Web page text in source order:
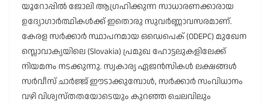
യൂറോപ്പിൽ ജോലി ആഗ്രഹിക്കുന്ന സാധാരണക്കാരായ
ഉദ്യോഗാർത്ഥികൾക്ക് ഇതൊരു സുവർണ്ണാവസരമാണ്.
കേരള സർക്കാർ സ്ഥാപനമായ ഒഡെപെക് (ODEPC) മുഖേന
സ്ലൊവാക്യയിലെ (Slovakia) പ്രമുഖ ഹോട്ടലുകളിലേക്ക്
നിയമനം നടക്കുന്നു. സ്വകാര്യ ഏജൻസികൾ ലക്ഷങ്ങൾ
സർവീസ് ചാർജ്ജ് ഈടാക്കുമ്പോൾ, സർക്കാർ സംവിധാനം
വഴി വിശ്വസ്തതയോടെയും കുറഞ്ഞ ചെലവിലും